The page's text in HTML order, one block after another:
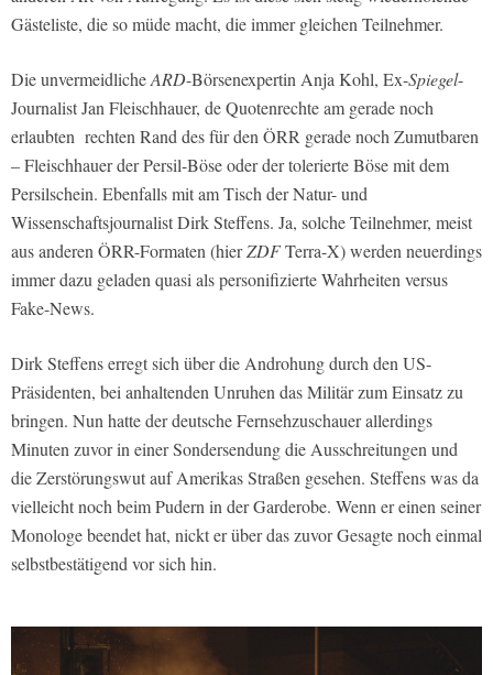
Gästeliste, die so müde macht, die immer gleichen Teilnehmer.
Die unvermeidlicheARD-Börsenexpertin Anja Kohl, Ex-Spiegel-
Journalist Jan Fleischhauer, de Quotenrechte am gerade noch
erlaubten rechten Rand des für den ÖRR gerade noch Zumutbaren
– Fleischhauer der Persil-Böse oder der tolerierte Böse mit dem
Persilschein. Ebenfalls mit am Tisch der Natur- und
Wissenschaftsjournalist Dirk Steffens. Ja, solche Teilnehmer, meist
aus anderen ÖRR-Formaten (hierZDFTerra-X) werden neuerdings
immer dazu geladen quasi als personifizierte Wahrheiten versus
Fake-News.
Dirk Steffens erregt sich über die Androhung durch den US-
Präsidenten, bei anhaltenden Unruhen das Militär zum Einsatz zu
bringen. Nun hatte der deutsche Fernsehzuschauer allerdings
Minuten zuvor in einer Sondersendung die Ausschreitungen und
die Zerstörungswut auf Amerikas Straßen gesehen. Steffens was da
vielleicht noch beim Pudern in der Garderobe. Wenn er einen seiner
Monologe beendet hat, nickt er über das zuvor Gesagte noch einmal
selbstbestätigend vor sich hin.